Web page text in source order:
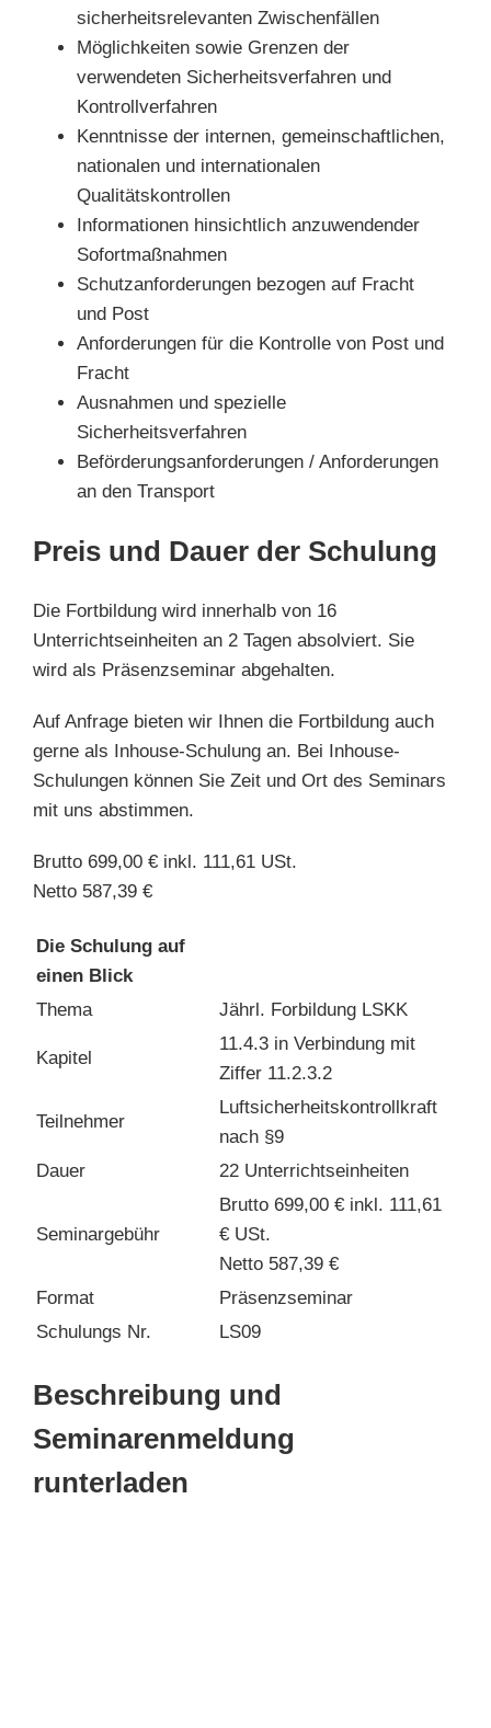
sicherheitsrelevanten Zwischenfällen
Möglichkeiten sowie Grenzen der
verwendeten Sicherheitsverfahren und
Kontrollverfahren
Kenntnisse der internen, gemeinschaftlichen,
nationalen und internationalen
Qualitätskontrollen
Informationen hinsichtlich anzuwendender
Sofortmaßnahmen
Schutzanforderungen bezogen auf Fracht
und Post
Anforderungen für die Kontrolle von Post und
Fracht
Ausnahmen und spezielle
Sicherheitsverfahren
Beförderungsanforderungen / Anforderungen
an den Transport
Preis und Dauer der Schulung
Die Fortbildung wird innerhalb von 16
Unterrichtseinheiten an 2 Tagen absolviert. Sie
wird als Präsenzseminar abgehalten.
Auf Anfrage bieten wir Ihnen die Fortbildung auch
gerne als Inhouse-Schulung an. Bei Inhouse-
Schulungen können Sie Zeit und Ort des Seminars
mit uns abstimmen.
Brutto 699,00 € inkl. 111,61 USt.
Netto 587,39 €
Die Schulung auf
einen Blick
Thema
Jährl. Forbildung LSKK
Kapitel
11.4.3 in Verbindung mit
Ziffer 11.2.3.2
Teilnehmer
Luftsicherheitskontrollkraft
nach §9
Dauer
22 Unterrichtseinheiten
Seminargebühr
Brutto 699,00 € inkl. 111,61
€ USt.
Netto 587,39 €
Format
Präsenzseminar
Schulungs Nr.
LS09
Beschreibung und
Seminarenmeldung
runterladen